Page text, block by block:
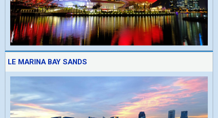
LE MARINA BAY SANDS